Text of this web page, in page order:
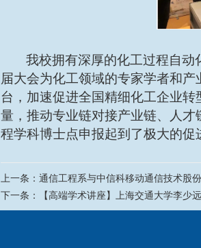
我校拥有深厚的化工过程自
届大会为化工领域的专家学者和
台，加速促进全国精细化工企业
量，推动专业链对接产业链、人
程学科博士点申报起到了极大的促
上一条： 通信工程系与中信科移动通信技术股
下一条：
【高端学术讲座】上海交通大学李少